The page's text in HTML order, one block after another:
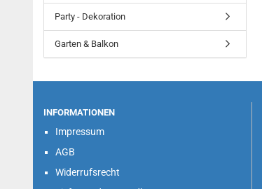
Party - Dekoration
Garten & Balkon
INFORMATIONEN
Impressum
AGB
Widerrufsrecht